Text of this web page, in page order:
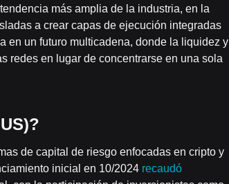
más amplia de la industria, en la
a crear capas de ejecución integradas
en un futuro multicadena, donde la liquidez y
redes en lugar de concentrarse en una sola
de capital de riesgo enfocadas en cripto y
inicial en 10/2024 recaudó